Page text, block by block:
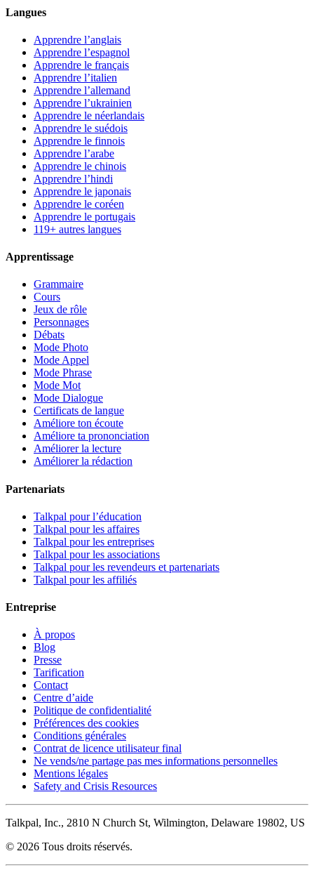
Langues
Apprendre l’anglais
Apprendre l’espagnol
Apprendre le français
Apprendre l’italien
Apprendre l’allemand
Apprendre l’ukrainien
Apprendre le néerlandais
Apprendre le suédois
Apprendre le finnois
Apprendre l’arabe
Apprendre le chinois
Apprendre l’hindi
Apprendre le japonais
Apprendre le coréen
Apprendre le portugais
119+ autres langues
Apprentissage
Grammaire
Cours
Jeux de rôle
Personnages
Débats
Mode Photo
Mode Appel
Mode Phrase
Mode Mot
Mode Dialogue
Certificats de langue
Améliore ton écoute
Améliore ta prononciation
Améliorer la lecture
Améliorer la rédaction
Partenariats
Talkpal pour l’éducation
Talkpal pour les affaires
Talkpal pour les entreprises
Talkpal pour les associations
Talkpal pour les revendeurs et partenariats
Talkpal pour les affiliés
Entreprise
À propos
Blog
Presse
Tarification
Contact
Centre d’aide
Politique de confidentialité
Préférences des cookies
Conditions générales
Contrat de licence utilisateur final
Ne vends/ne partage pas mes informations personnelles
Mentions légales
Safety and Crisis Resources
Talkpal, Inc., 2810 N Church St, Wilmington, Delaware 19802, US
© 2026 Tous droits réservés.